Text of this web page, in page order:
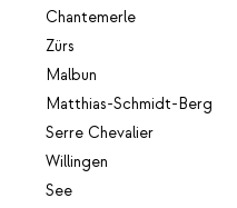
Chantemerle
Zürs
Malbun
Matthias-Schmidt-Berg
Serre Chevalier
Willingen
See